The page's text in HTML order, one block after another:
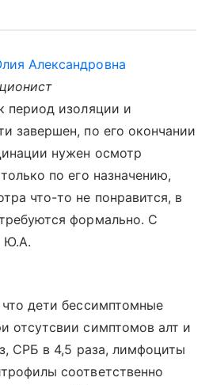
Александровна
период изоляции и
завершен, по его окончании
нужен осмотр
по его назначению,
что-то не понравится, в
формально. С
Ю.А.
дети бессимптомные
отсутсвии симптомов алт и
СРБ в 4,5 раза, лимфоциты
соответственно